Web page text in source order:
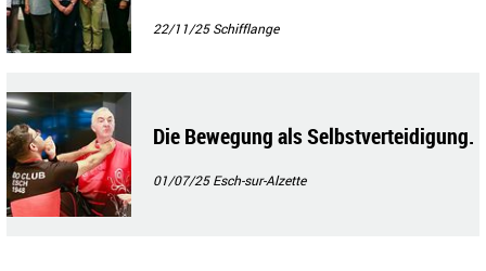
22/11/25Schifflange
Die Bewegung als Selbstverteidigung.
01/07/25Esch-sur-Alzette